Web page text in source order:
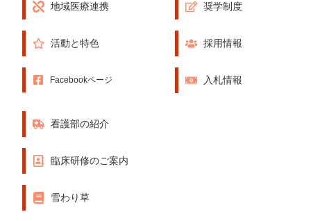
地域医療連携
活動と特色
Facebookページ
奨学制度
採用情報
入札情報
看護部の紹介
臨床研修のご案内
雪わり草